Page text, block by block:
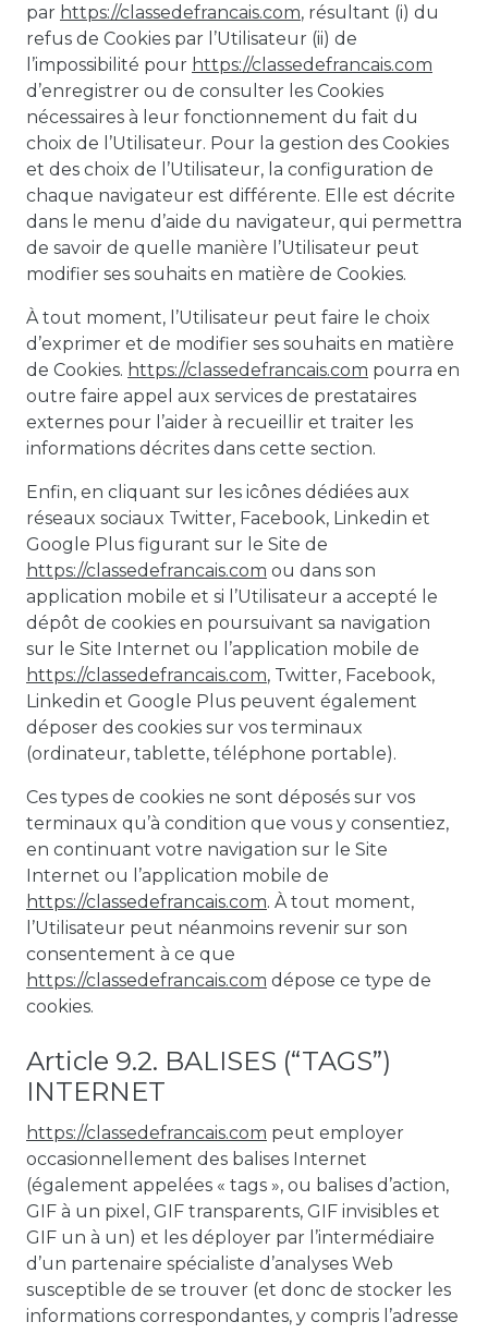
par https://classedefrancais.com, résultant (i) du
refus de Cookies par l’Utilisateur (ii) de
l’impossibilité pour https://classedefrancais.com
d’enregistrer ou de consulter les Cookies
nécessaires à leur fonctionnement du fait du
choix de l’Utilisateur. Pour la gestion des Cookies
et des choix de l’Utilisateur, la configuration de
chaque navigateur est différente. Elle est décrite
dans le menu d’aide du navigateur, qui permettra
de savoir de quelle manière l’Utilisateur peut
modifier ses souhaits en matière de Cookies.
À tout moment, l’Utilisateur peut faire le choix
d’exprimer et de modifier ses souhaits en matière
de Cookies. https://classedefrancais.com pourra en
outre faire appel aux services de prestataires
externes pour l’aider à recueillir et traiter les
informations décrites dans cette section.
Enfin, en cliquant sur les icônes dédiées aux
réseaux sociaux Twitter, Facebook, Linkedin et
Google Plus figurant sur le Site de
https://classedefrancais.com ou dans son
application mobile et si l’Utilisateur a accepté le
dépôt de cookies en poursuivant sa navigation
sur le Site Internet ou l’application mobile de
https://classedefrancais.com, Twitter, Facebook,
Linkedin et Google Plus peuvent également
déposer des cookies sur vos terminaux
(ordinateur, tablette, téléphone portable).
Ces types de cookies ne sont déposés sur vos
terminaux qu’à condition que vous y consentiez,
en continuant votre navigation sur le Site
Internet ou l’application mobile de
https://classedefrancais.com. À tout moment,
l’Utilisateur peut néanmoins revenir sur son
consentement à ce que
https://classedefrancais.com dépose ce type de
cookies.
Article 9.2. BALISES (“TAGS”)
INTERNET
https://classedefrancais.com peut employer
occasionnellement des balises Internet
(également appelées « tags », ou balises d’action,
GIF à un pixel, GIF transparents, GIF invisibles et
GIF un à un) et les déployer par l’intermédiaire
d’un partenaire spécialiste d’analyses Web
susceptible de se trouver (et donc de stocker les
informations correspondantes, y compris l’adresse